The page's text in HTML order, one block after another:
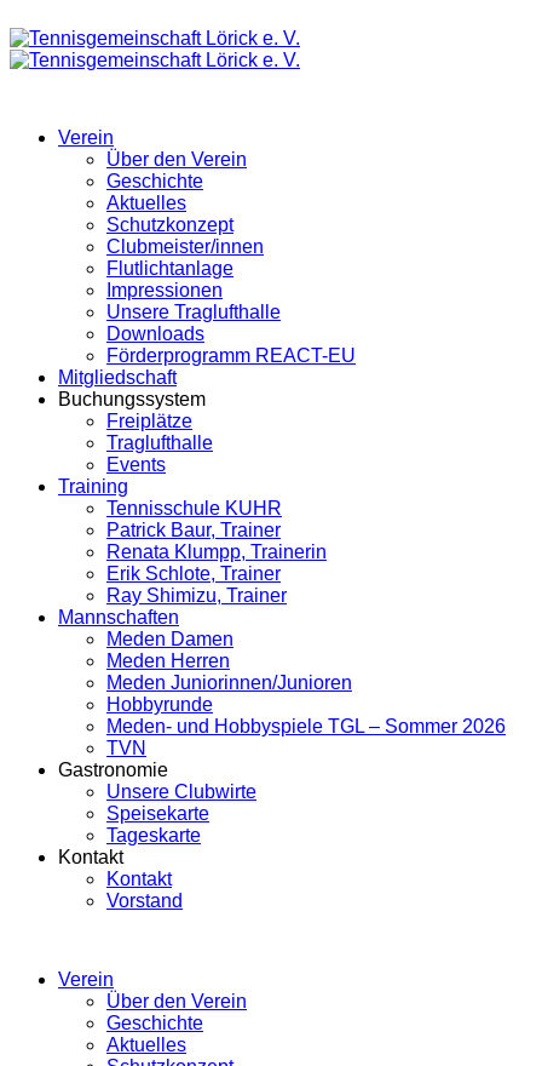
Verein
Über den Verein
Geschichte
Aktuelles
Schutzkonzept
Clubmeister/innen
Flutlichtanlage
Impressionen
Unsere Traglufthalle
Downloads
Förderprogramm REACT-EU
Mitgliedschaft
Buchungssystem
Freiplätze
Traglufthalle
Events
Training
Tennisschule KUHR
Patrick Baur, Trainer
Renata Klumpp, Trainerin
Erik Schlote, Trainer
Ray Shimizu, Trainer
Mannschaften
Meden Damen
Meden Herren
Meden Juniorinnen/Junioren
Hobbyrunde
Meden- und Hobbyspiele TGL – Sommer 2026
TVN
Gastronomie
Unsere Clubwirte
Speisekarte
Tageskarte
Kontakt
Kontakt
Vorstand
Verein
Über den Verein
Geschichte
Aktuelles